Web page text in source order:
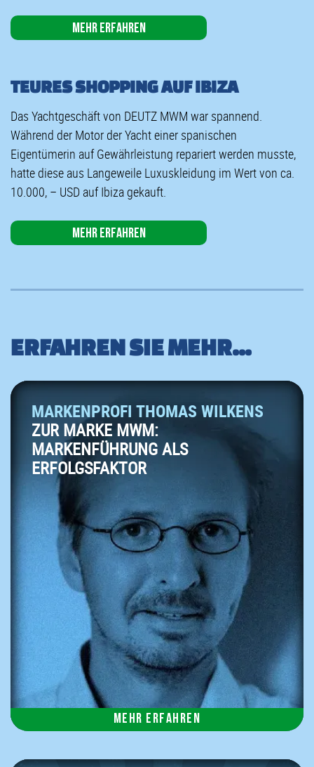
Mehr erfahren
TEURES SHOPPING AUF IBIZA
Das Yachtgeschäft von DEUTZ MWM war spannend.
Während der Motor der Yacht einer spanischen
Eigentümerin auf Gewährleistung repariert werden musste,
hatte diese aus Langeweile Luxuskleidung im Wert von ca.
10.000, – USD auf Ibiza gekauft.
Mehr erfahren
ERFAHREN SIE MEHR...
MARKENPROFI THOMAS WILKENS
ZUR MARKE MWM:
MARKENFÜHRUNG ALS
ERFOLGSFAKTOR
Mehr erfahren